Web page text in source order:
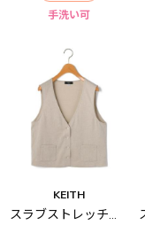
手洗い可
KEITH
スラブストレッチベスト